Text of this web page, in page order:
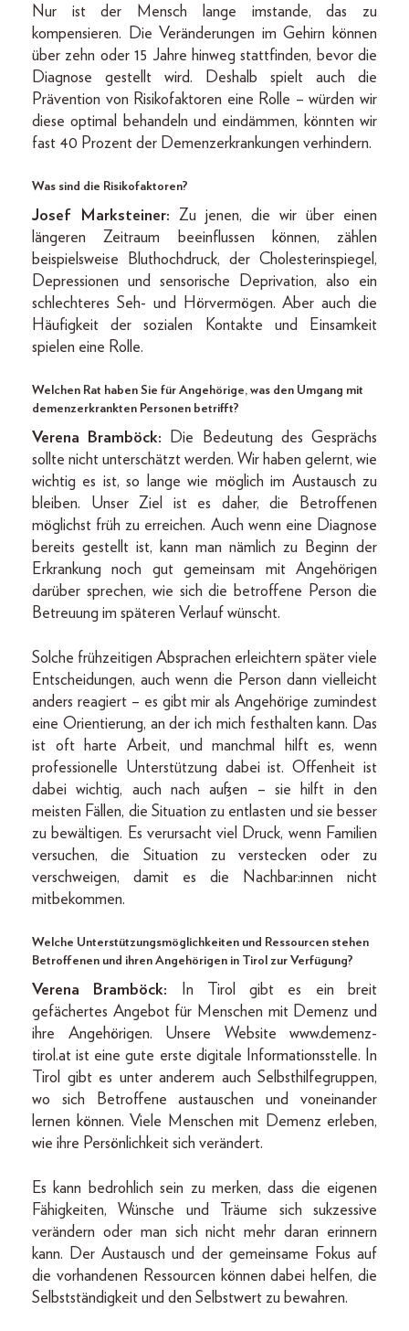
Nur ist der Mensch lange imstande, das zu
kompensieren. Die Veränderungen im Gehirn können
über zehn oder 15 Jahre hinweg stattfinden, bevor die
Diagnose gestellt wird. Deshalb spielt auch die
Prävention von Risikofaktoren eine Rolle – würden wir
diese optimal behandeln und eindämmen, könnten wir
fast 40 Prozent der Demenzerkrankungen verhindern.
Was sind die Risikofaktoren?
Josef Marksteiner: Zu jenen, die wir über einen
längeren Zeitraum beeinflussen können, zählen
beispielsweise Bluthochdruck, der Cholesterinspiegel,
Depressionen und sensorische Deprivation, also ein
schlechteres Seh- und Hörvermögen. Aber auch die
Häufigkeit der sozialen Kontakte und Einsamkeit
spielen eine Rolle.
Welchen Rat haben Sie für Angehörige, was den Umgang mit
demenzerkrankten Personen betrifft?
Verena Bramböck: Die Bedeutung des Gesprächs
sollte nicht unterschätzt werden. Wir haben gelernt, wie
wichtig es ist, so lange wie möglich im Austausch zu
bleiben. Unser Ziel ist es daher, die Betroffenen
möglichst früh zu erreichen. Auch wenn eine Diagnose
bereits gestellt ist, kann man nämlich zu Beginn der
Erkrankung noch gut gemeinsam mit Angehörigen
darüber sprechen, wie sich die betroffene Person die
Betreuung im späteren Verlauf wünscht.
Solche frühzeitigen Absprachen erleichtern später viele
Entscheidungen, auch wenn die Person dann vielleicht
anders reagiert – es gibt mir als Angehörige zumindest
eine Orientierung, an der ich mich festhalten kann. Das
ist oft harte Arbeit, und manchmal hilft es, wenn
professionelle Unterstützung dabei ist. Offenheit ist
dabei wichtig, auch nach außen – sie hilft in den
meisten Fällen, die Situation zu entlasten und sie besser
zu bewältigen. Es verursacht viel Druck, wenn Familien
versuchen, die Situation zu verstecken oder zu
verschweigen, damit es die Nachbar:innen nicht
mitbekommen.
Welche Unterstützungsmöglichkeiten und Ressourcen stehen
Betroffenen und ihren Angehörigen in Tirol zur Verfügung?
Verena Bramböck: In Tirol gibt es ein breit
gefächertes Angebot für Menschen mit Demenz und
ihre Angehörigen. Unsere Website www.demenz-
tirol.at ist eine gute erste digitale Informationsstelle. In
Tirol gibt es unter anderem auch Selbsthilfegruppen,
wo sich Betroffene austauschen und voneinander
lernen können. Viele Menschen mit Demenz erleben,
wie ihre Persönlichkeit sich verändert.
Es kann bedrohlich sein zu merken, dass die eigenen
Fähigkeiten, Wünsche und Träume sich sukzessive
verändern oder man sich nicht mehr daran erinnern
kann. Der Austausch und der gemeinsame Fokus auf
die vorhandenen Ressourcen können dabei helfen, die
Selbstständigkeit und den Selbstwert zu bewahren.